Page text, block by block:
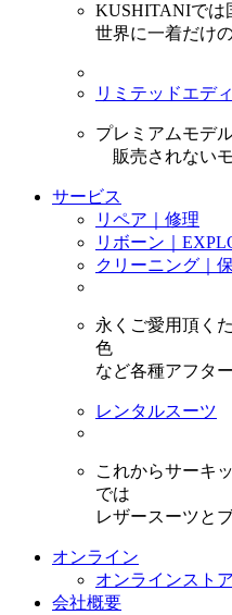
KUSHITANIでは
世界に一着だけ
リミテッ
プレミアムモデ
販売されない
サービス
リペア｜修理
リボーン｜
クリーニング｜
永くご愛用頂く
色
など各種アフタ
レンタルスーツ
これからサーキ
では
レザースーツと
オンライン
オンラインストア
会社概要